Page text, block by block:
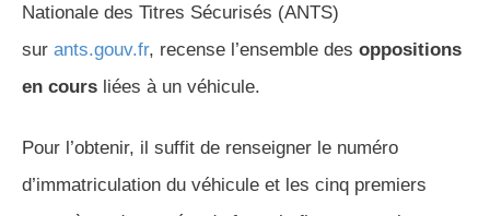
Nationale des Titres Sécurisés (ANTS)
sur ants.gouv.fr, recense l’ensemble des oppositions
en cours liées à un véhicule.
Pour l’obtenir, il suffit de renseigner le numéro
d’immatriculation du véhicule et les cinq premiers